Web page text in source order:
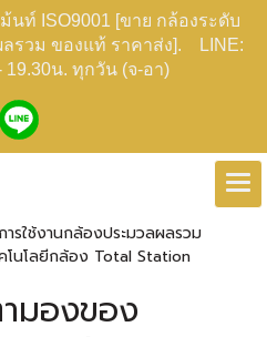
นท์ ISO9001 [ขาย กล้องระดับ
รวม ของแท้ ราคาส่ง]. LINE:
19.30น. ทุกวัน (จ-อา)
การใช้งานกล้องประมวลผลรวม
โนโลยีกล้อง Total Station
มองของ